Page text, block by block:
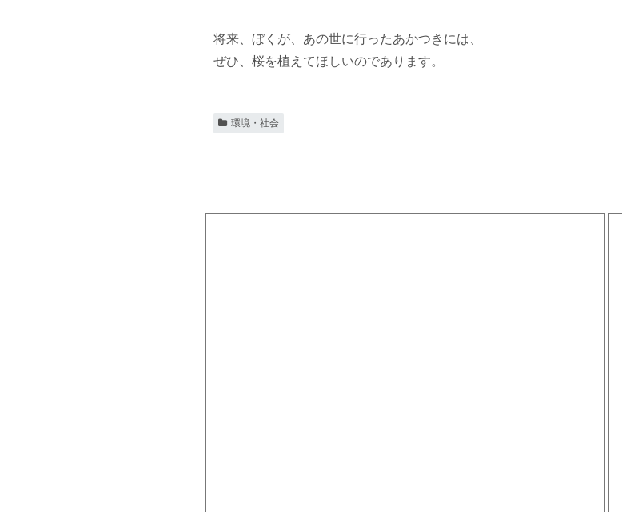
将来、ぼくが、あの世に行ったあかつきには、
ぜひ、桜を植えてほしいのであります。
環境・社会